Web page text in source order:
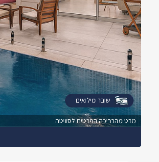
מבט מהבריכה הפרטית לסוויטה
שובר מילואים